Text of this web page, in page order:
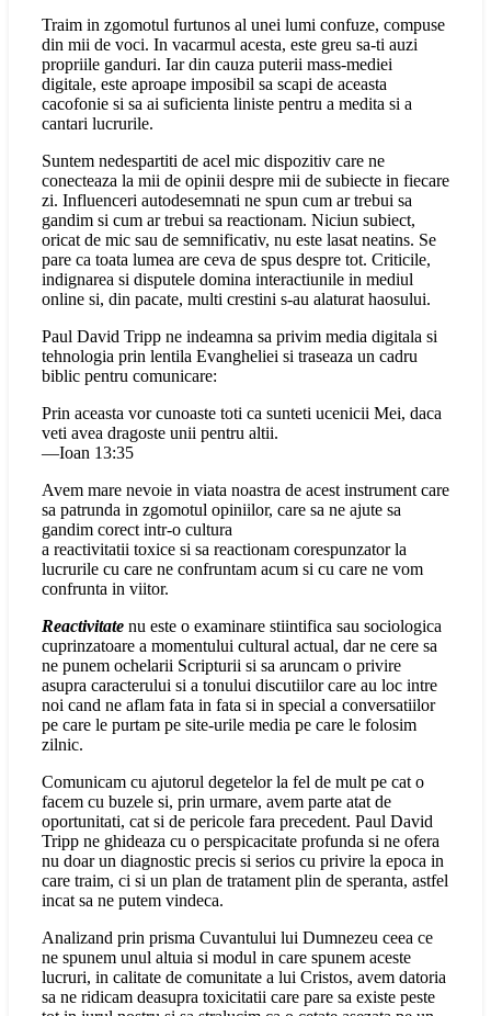
Traim in zgomotul furtunos al unei lumi confuze, compuse
din mii de voci. In vacarmul acesta, este greu sa-ti auzi
propriile ganduri. Iar din cauza puterii mass-mediei
digitale, este aproape imposibil sa scapi de aceasta
cacofonie si sa ai suficienta liniste pentru a medita si a
cantari lucrurile.
Suntem nedespartiti de acel mic dispozitiv care ne
conecteaza la mii de opinii despre mii de subiecte in fiecare
zi. Influenceri autodesemnati ne spun cum ar trebui sa
gandim si cum ar trebui sa reactionam. Niciun subiect,
oricat de mic sau de semnificativ, nu este lasat neatins. Se
pare ca toata lumea are ceva de spus despre tot. Criticile,
indignarea si disputele domina interactiunile in mediul
online si, din pacate, multi crestini s-au alaturat haosului.
Paul David Tripp ne indeamna sa privim media digitala si
tehnologia prin lentila Evangheliei si traseaza un cadru
biblic pentru comunicare:
Prin aceasta vor cunoaste toti ca sunteti ucenicii Mei, daca
veti avea dragoste unii pentru altii.
—Ioan 13:35
Avem mare nevoie in viata noastra de acest instrument care
sa patrunda in zgomotul opiniilor, care sa ne ajute sa
gandim corect intr-o cultura
a reactivitatii toxice si sa reactionam corespunzator la
lucrurile cu care ne confruntam acum si cu care ne vom
confrunta in viitor.
Reactivitate nu este o examinare stiintifica sau sociologica
cuprinzatoare a momentului cultural actual, dar ne cere sa
ne punem ochelarii Scripturii si sa aruncam o privire
asupra caracterului si a tonului discutiilor care au loc intre
noi cand ne aflam fata in fata si in special a conversatiilor
pe care le purtam pe site‑urile media pe care le folosim
zilnic.
Comunicam cu ajutorul degetelor la fel de mult pe cat o
facem cu buzele si, prin urmare, avem parte atat de
oportunitati, cat si de pericole fara precedent. Paul David
Tripp ne ghideaza cu o perspicacitate profunda si ne ofera
nu doar un diagnostic precis si serios cu privire la epoca in
care traim, ci si un plan de tratament plin de speranta, astfel
incat sa ne putem vindeca.
Analizand prin prisma Cuvantului lui Dumnezeu ceea ce
ne spunem unul altuia si modul in care spunem aceste
lucruri, in calitate de comunitate a lui Cristos, avem datoria
sa ne ridicam deasupra toxicitatii care pare sa existe peste